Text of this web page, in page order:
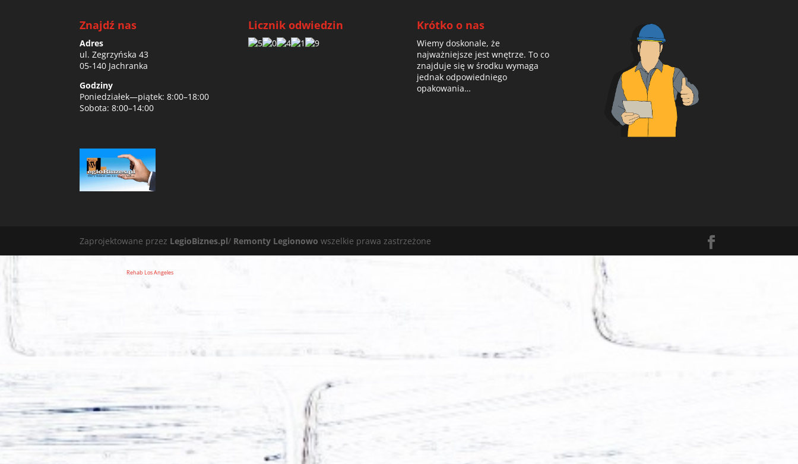
Znajdź nas
Adres
ul. Zegrzyńska 43
05-140 Jachranka
Godziny
Poniedziałek—piątek: 8:00–18:00
Sobota: 8:00–14:00
Licznik odwiedzin Krótko o nas
Wiemy doskonale, że
najważniejsze jest wnętrze. To co
znajduje się w środku wymaga
jednak odpowiedniego
opakowania…
Zaprojektowane przez LegioBiznes.pl/ Remonty Legionowo wszelkie prawa zastrzeżone
Rehab Los Angeles